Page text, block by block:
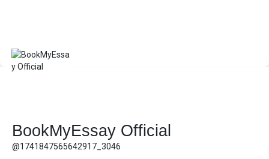
BookMyEssay Official
@1741847565642917_3046